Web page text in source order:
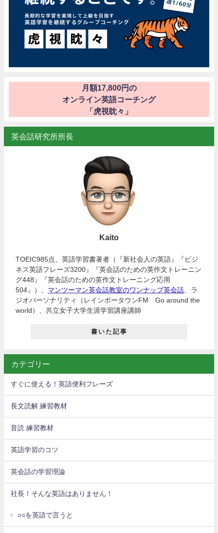
月額17,800円の
オンライン英語コーチング
「虎視眈々」
英会話研究所所長
Kaito
TOEIC985点、英語学習書著者（『新社会人の英語』『ビジ
ネス英語フレーズ3200』『英会話のための英作文トレーニン
グ448』『英会話のための英作文トレーニング応用
504』）、 マンツーマン英会話教室のワンナップ英会話 、ラ
ジオパーソナリティ（レインボータウンFM Go around the
world）、共立女子大学生涯学習講座講師
書いた記事
カテゴリー
すぐに使える！英語便利フレーズ
長文読解 練習教材
音読 練習教材
英語学習のコツ
英会話の学習理論
社長！そんな英語はありません！
○○を英語で言うと